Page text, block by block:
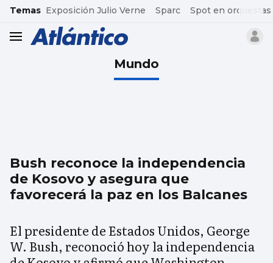
common.go-to-content
Temas Exposición Julio Verne Sparc Spot en orquestas
header.menu.open
Mundo
Bush reconoce la independencia
de Kosovo y asegura que
favorecerá la paz en los Balcanes
El presidente de Estados Unidos, George
W. Bush, reconoció hoy la independencia